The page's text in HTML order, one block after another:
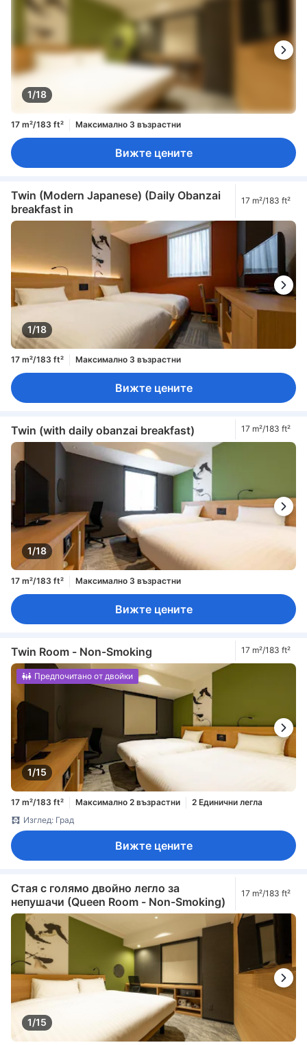
1/18
17 m²/183 ft² Максимално 3 възрастни
Вижте цените
Twin (Modern Japanese) (Daily Obanzai
breakfast in
17 m²/183 ft²
1/18
17 m²/183 ft² Максимално 3 възрастни
Вижте цените
Twin (with daily obanzai breakfast) 17 m²/183 ft²
1/18
17 m²/183 ft² Максимално 3 възрастни
Вижте цените
Twin Room - Non-Smoking 17 m²/183 ft²
1/15
Предпочитано от двойки
17 m²/183 ft² Максимално 2 възрастни
2 Единични легла
Изглед: Град
Вижте цените
Стая с голямо двойно легло за
непушачи (Queen Room - Non-Smoking)
17 m²/183 ft²
1/15